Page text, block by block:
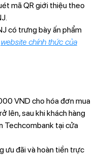
mã QR giới thiệu theo
có trưng bày ấn phẩm
website chính thức của
VND cho hóa đơn mua
lên, sau khi khách hàng
Techcombank tại cửa
ưu đãi và hoàn tiền trực